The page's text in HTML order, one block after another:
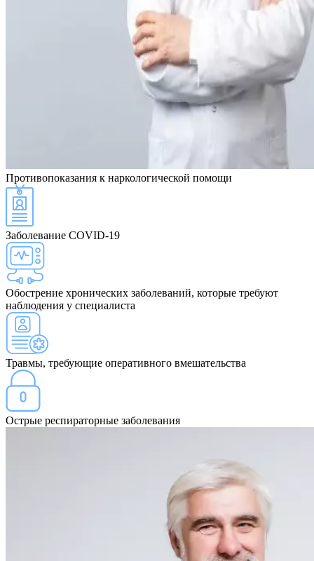
Противопоказания к наркологической помощи
Заболевание COVID-19
Обострение хронических заболеваний, которые требуют
наблюдения у специалиста
Травмы, требующие оперативного вмешательства
Острые респираторные заболевания